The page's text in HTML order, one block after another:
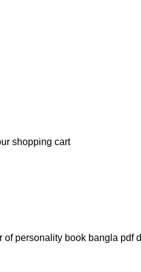
shopping cart
of personality book bangla pdf